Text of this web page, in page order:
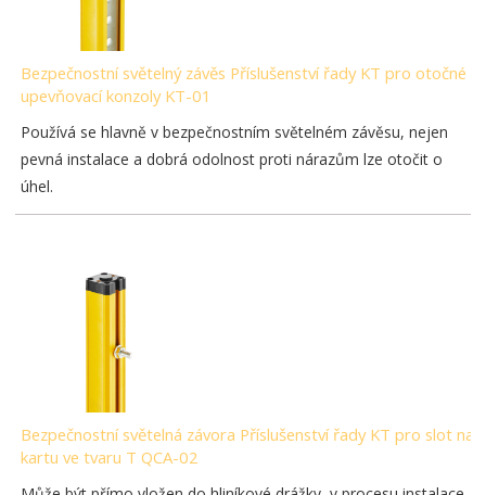
Bezpečnostní světelný závěs Příslušenství řady KT pro otočné
upevňovací konzoly KT-01
Používá se hlavně v bezpečnostním světelném závěsu, nejen
pevná instalace a dobrá odolnost proti nárazům lze otočit o
úhel.
Bezpečnostní světelná závora Příslušenství řady KT pro slot na
kartu ve tvaru T QCA-02